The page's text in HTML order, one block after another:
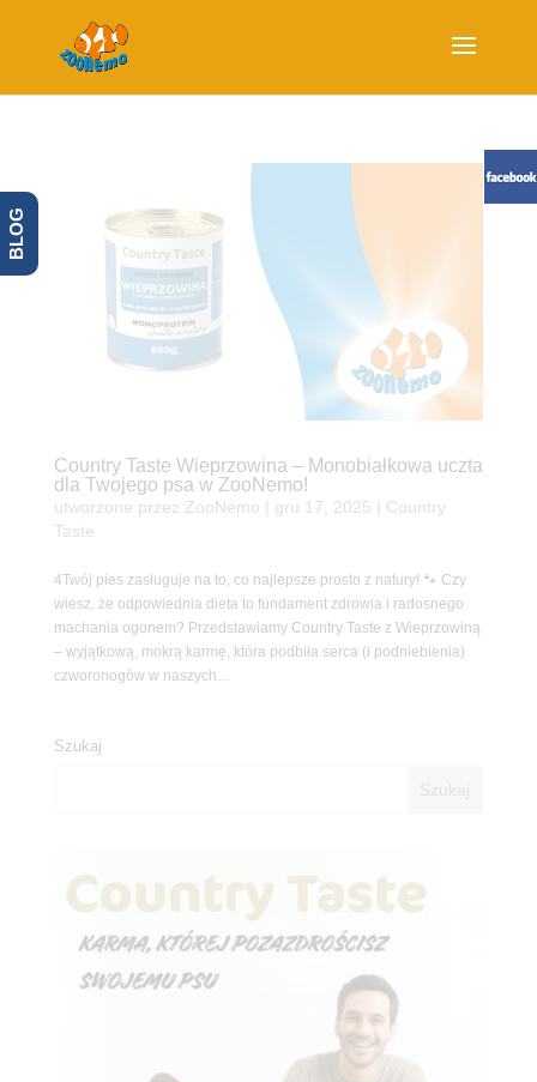
Country Taste Wieprzowina – Monobiałkowa uczta
dla Twojego psa w ZooNemo!
utworzone przez ZooNemo gru 17, 2025
Country
Taste
4Twój pies zasługuje na to, co najlepsze prosto z natury! 🐾 Czy
wiesz, że odpowiednia dieta to fundament zdrowia i radosnego
machania ogonem? Przedstawiamy Country Taste z Wieprzowiną
– wyjątkową, mokrą karmę, która podbiła serca (i podniebienia)
czworonogów w naszych...
Szukaj
BLOG